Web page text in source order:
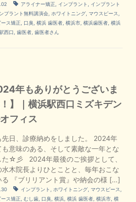
アライナー矯正 インプラント
インプラント
プラント無料講演会 ホワイトニング ,マウスピース
ス矯正 口臭 ,横浜 歯医者 ,横浜市 ,横浜歯医者 ,横浜
西口 ,歯医者 ,歯医者さん
年もありがとうございま
】｜横浜駅西口ミズキデン
フィス
先日、診療納めをしました。 2024年
も意味のある、そして素敵な一年とな
た☆彡 2024年最後のご挨拶として、
水木院長よりひとことと、毎年おこな
る 『ブリリアント賞』や納会の様 […]
インプラント ホワイトニング ,マウスピース
ス矯正 ,むし歯 口臭 ,横浜 ,横浜 歯医者 ,横浜市 ,横